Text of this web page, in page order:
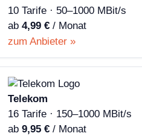
10 Tarife · 50–1000 MBit/s
ab 4,99 € / Monat
zum Anbieter »
Telekom
16 Tarife · 150–1000 MBit/s
ab 9,95 € / Monat